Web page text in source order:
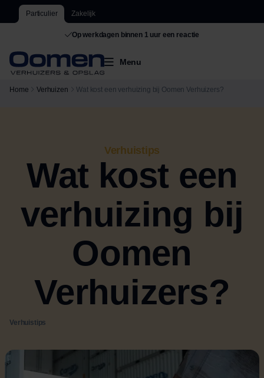
Particulier Zakelijk
Op werkdagen binnen 1 uur een reactie
Menu
Home Verhuizen Wat kost een verhuizing bij Oomen Verhuizers?
Verhuistips
Wat kost een
verhuizing bij
Oomen
Verhuizers?
Verhuistips